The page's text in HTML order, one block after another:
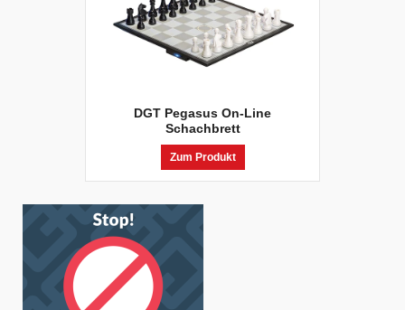
DGT Pegasus On-Line
Schachbrett
Zum Produkt